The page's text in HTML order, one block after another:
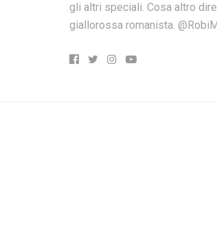
gli altri speciali. Cosa altro
giallorossa romanista.